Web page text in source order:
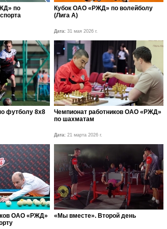
по
Кубок ОАО «РЖД» по волейболу
(Лига А)
Дата: 31 мая 2026 г.
футболу 8х8
Чемпионат работников ОАО «РЖД»
по шахматам
Дата: 21 марта 2026 г.
ОАО «РЖД»
«Мы вместе». Второй день